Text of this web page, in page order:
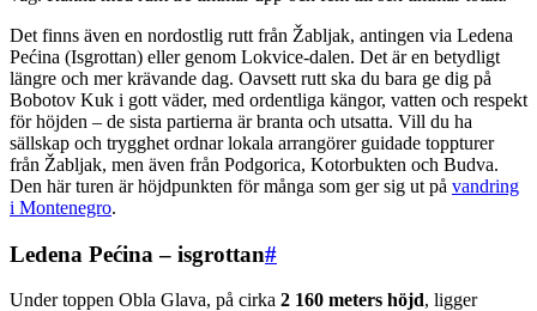
Det finns även en nordostlig rutt från Žabljak, antingen via Ledena
Pećina (Isgrottan) eller genom Lokvice-dalen. Det är en betydligt
längre och mer krävande dag. Oavsett rutt ska du bara ge dig på
Bobotov Kuk i gott väder, med ordentliga kängor, vatten och respekt
för höjden – de sista partierna är branta och utsatta. Vill du ha
sällskap och trygghet ordnar lokala arrangörer guidade toppturer
från Žabljak, men även från Podgorica, Kotorbukten och Budva.
Den här turen är höjdpunkten för många som ger sig ut på vandring
i Montenegro.
Ledena Pećina – isgrottan#
Under toppen Obla Glava, på cirka 2 160 meters höjd, ligger